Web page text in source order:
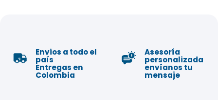
Envios a todo el
país
Entregas en
Colombia
Asesoría
personalizada
envíanos tu
mensaje